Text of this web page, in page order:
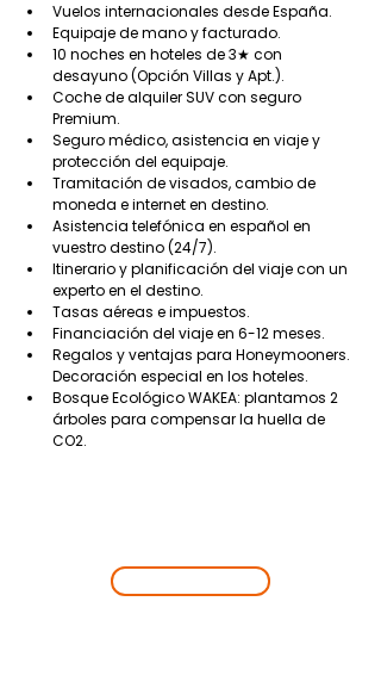
Vuelos internacionales desde España.
Equipaje de mano y facturado.
10 noches en hoteles de 3★ con
desayuno (Opción Villas y Apt.).
Coche de alquiler SUV con seguro
Premium.
Seguro médico, asistencia en viaje y
protección del equipaje.
Tramitación de visados, cambio de
moneda e internet en destino.
Asistencia telefónica en español en
vuestro destino (24/7).
Itinerario y planificación del viaje con un
experto en el destino.
Tasas aéreas e impuestos.
Financiación del viaje en 6-12 meses.
Regalos y ventajas para Honeymooners.
Decoración especial en los hoteles.
Bosque Ecológico WAKEA: plantamos 2
árboles para compensar la huella de
CO2.